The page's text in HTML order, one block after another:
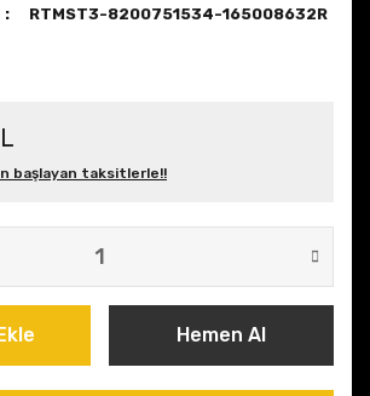
RTMST3-8200751534-165008632R
başlayan taksitlerle!!
Hemen Al